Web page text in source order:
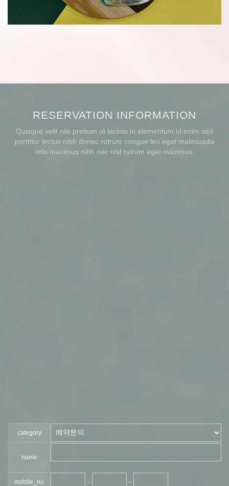
RESERVATION INFORMATION
Quisque velit nisi pretium ut lacinia in elementum id enim sed
porttitor lectus nibh donec rutrum congue leo eget malesuada
orbi maximus nibh nec nisl rutrum eget maximus.
category
name
mobile_no - -